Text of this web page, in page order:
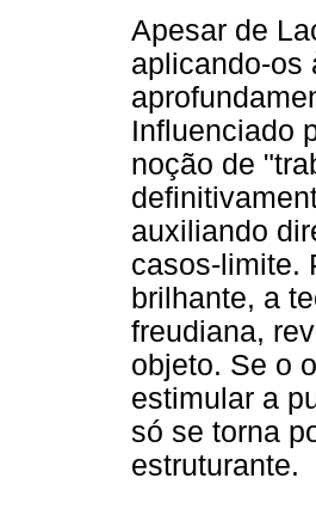
Apesar de
aplicando-os
Influenciado
noção de
auxiliando
casos-limite.
brilhante, a
freudiana,
objeto. Se o
estimular a
só se torna
estruturante.